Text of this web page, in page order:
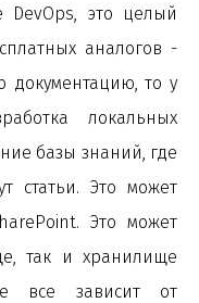
DevOps, это целый
аналогов -
документацию, то у
локальных
базы знаний, где
статьи. Это может
Это может
так и хранилище
все зависит от